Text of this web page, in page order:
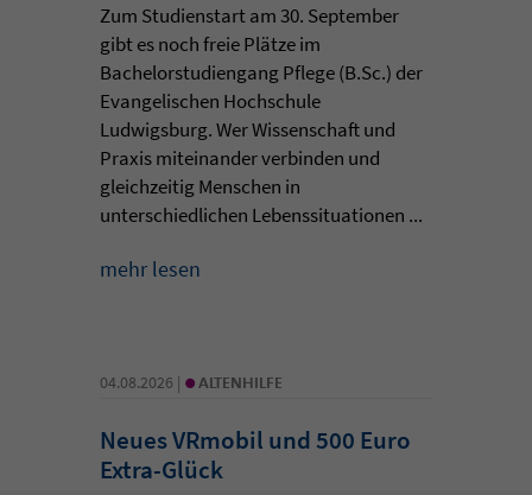
Zum Studienstart am 30. September
gibt es noch freie Plätze im
Bachelorstudiengang Pflege (B.Sc.) der
Evangelischen Hochschule
Ludwigsburg. Wer Wissenschaft und
Praxis miteinander verbinden und
gleichzeitig Menschen in
unterschiedlichen Lebenssituationen ...
mehr lesen
04.08.2026 | • ALTENHILFE
Neues VRmobil und 500 Euro
Extra-Glück